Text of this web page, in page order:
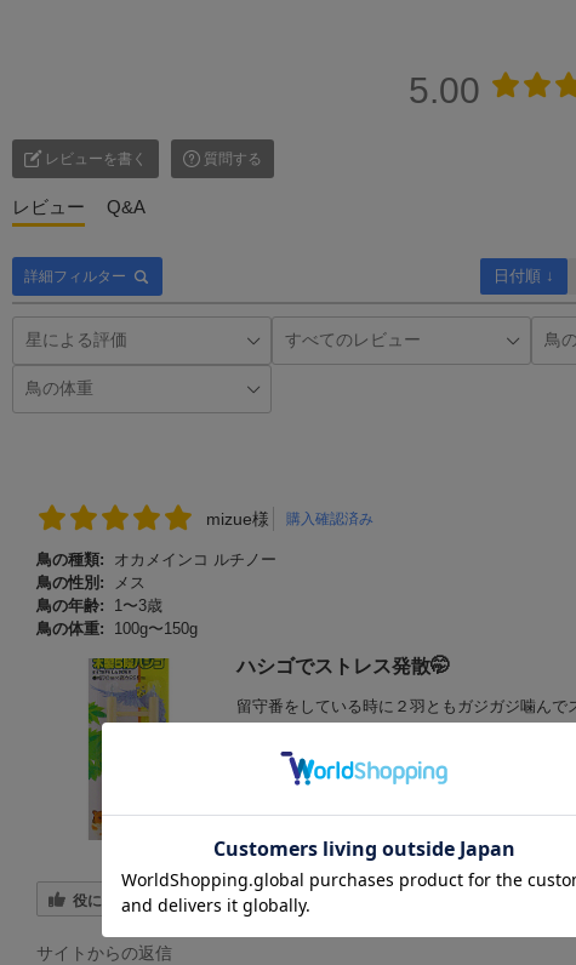
5.00
レビューを書く 質問する
レビュー Q&A
詳細フィルター 日付順 ↓
mizue様 購入確認済み
鳥の種類:
オカメインコ ルチノー
鳥の性別:
メス
鳥の年齢:
1〜3歳
鳥の体重:
100g〜150g
ハシゴでストレス発散🤭
留守番をしている時に２羽ともガジガジ噛ん
役に立った 0
サイトからの返信